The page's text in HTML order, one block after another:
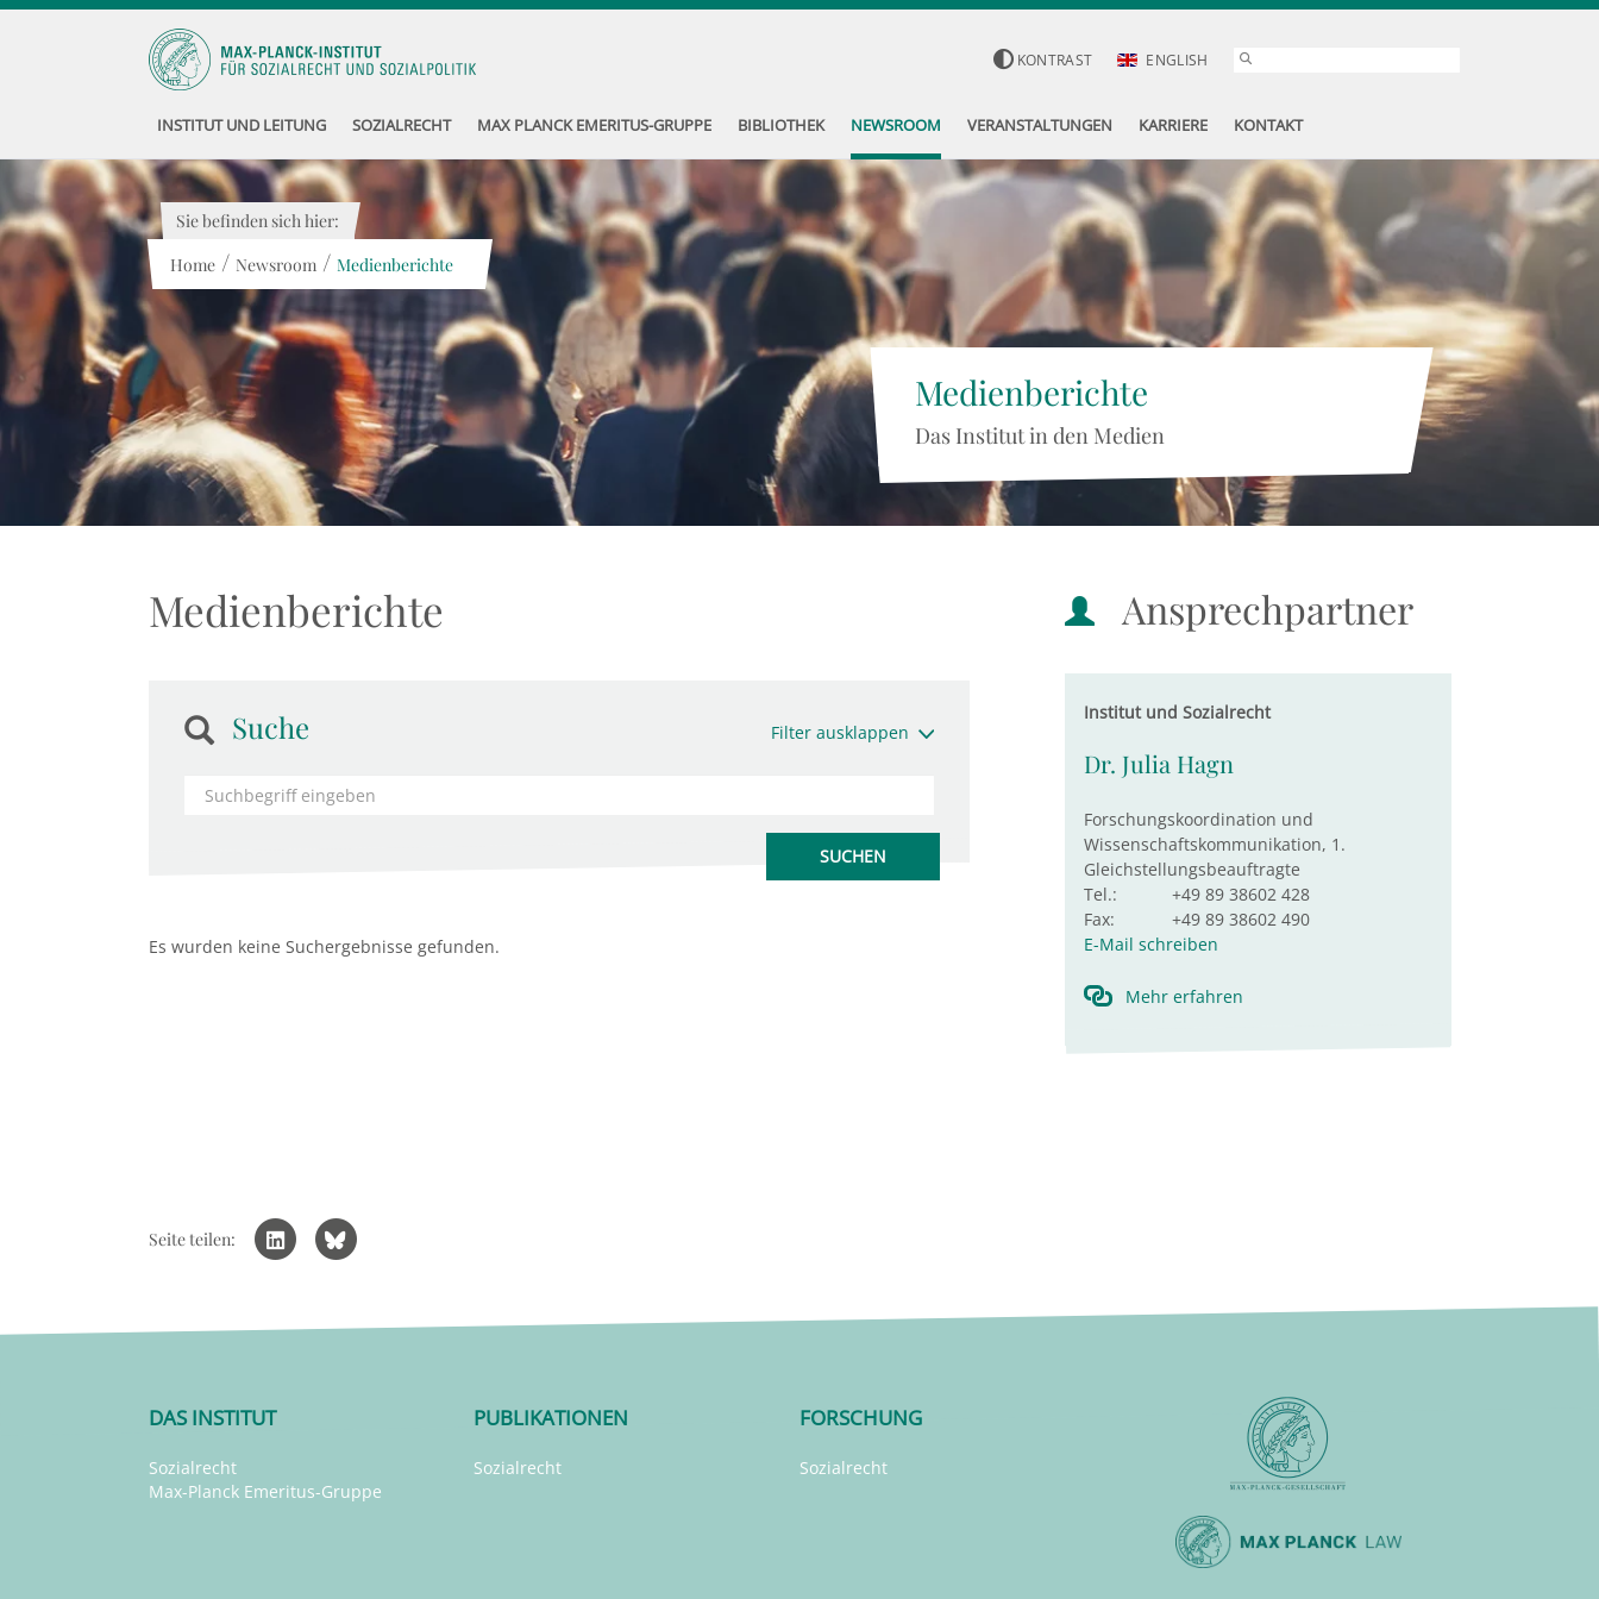
KONTRAST ENGLISH
INSTITUT UND LEITUNG SOZIALRECHT MAX PLANCK EMERITUS-GRUPPE BIBLIOTHEK NEWSROOM VERANSTALTUNGEN KARRIERE KONTAKT
Medienberichte
Das Institut in den Medien
Sie befinden sich hier:
Home / Newsroom / Medienberichte
Medienberichte
Suche Filter ausklappen
Es wurden keine Suchergebnisse gefunden.
Ansprechpartner
Institut und Sozialrecht
Dr. Julia Hagn
Forschungskoordination und
Wissenschaftskommunikation, 1.
Gleichstellungsbeauftragte
Tel.:
+49 89 38602 428
Fax:
+49 89 38602 490
E-Mail schreiben
Mehr erfahren
Seite teilen:
DAS INSTITUT
Sozialrecht
Max-Planck Emeritus-Gruppe
PUBLIKATIONEN
Sozialrecht
FORSCHUNG
Sozialrecht